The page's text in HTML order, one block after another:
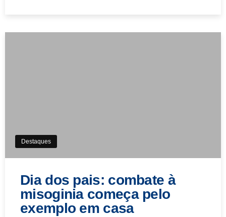
Destaques
Dia dos pais: combate à
misoginia começa pelo
exemplo em casa